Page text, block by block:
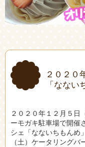
２０２０
「なない
２０２０年１２月５日
ーモガキ駐車場で開催
シェ「なないちもんめ
（土）ケータリング